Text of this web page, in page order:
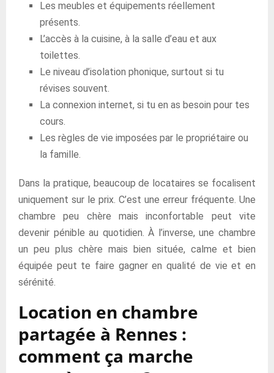
Les meubles et équipements réellement
présents.
L’accès à la cuisine, à la salle d’eau et aux
toilettes.
Le niveau d’isolation phonique, surtout si tu
révises souvent.
La connexion internet, si tu en as besoin pour tes
cours.
Les règles de vie imposées par le propriétaire ou
la famille.
Dans la pratique, beaucoup de locataires se focalisent
uniquement sur le prix. C’est une erreur fréquente. Une
chambre peu chère mais inconfortable peut vite
devenir pénible au quotidien. À l’inverse, une chambre
un peu plus chère mais bien située, calme et bien
équipée peut te faire gagner en qualité de vie et en
sérénité.
Location en chambre
partagée à Rennes :
comment ça marche